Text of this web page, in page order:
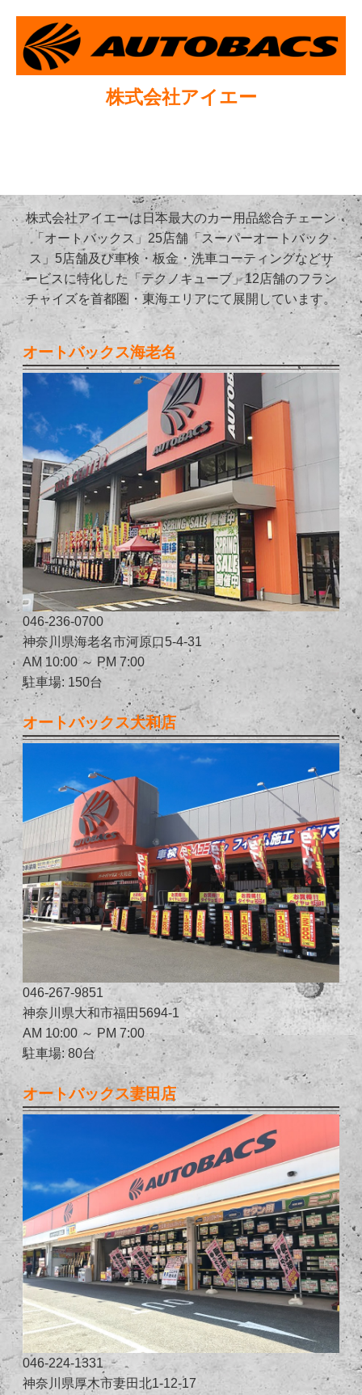
株式会社アイエー
株式会社アイエーは日本最大のカー用品総合チェーン
「オートバックス」25店舗「スーパーオートバック
ス」5店舗及び車検・板金・洗車コーティングなどサ
ービスに特化した「テクノキューブ」12店舗のフラン
チャイズを首都圏・東海エリアにて展開しています。
オートバックス海老名
046-236-0700
神奈川県海老名市河原口5-4-31
AM 10:00 ～ PM 7:00
駐車場: 150台
オートバックス大和店
046-267-9851
神奈川県大和市福田5694-1
AM 10:00 ～ PM 7:00
駐車場: 80台
オートバックス妻田店
046-224-1331
神奈川県厚木市妻田北1-12-17